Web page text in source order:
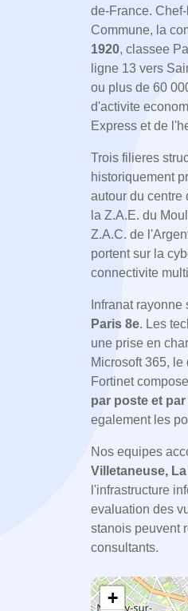
de-France.
Commune, la
1920, classee
ligne 13 vers
ou plus de 60
d'activite
Express et de
Trois filieres
historiquement
autour du centre
la Z.A.E. du
Z.A.C. de
portent sur la
connectivite
Infranat
Paris 8e. Les
une prise en
Microsoft 365,
Fortinet
par poste et
egalement les
Nos equipes
Villetaneuse,
l'infrastructure
evaluation des
stanois peuvent
consultants.
+